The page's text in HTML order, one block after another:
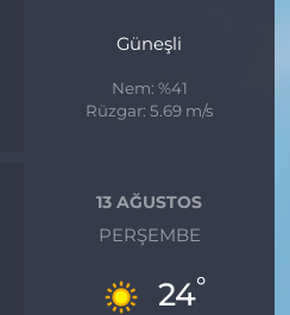
Güneşli
Nem: %41
Rüzgar: 5.69 m/s
13 AĞUSTOS
PERŞEMBE
24°